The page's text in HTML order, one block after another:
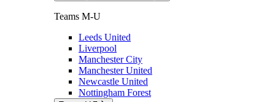
Teams M-U
Leeds United
Liverpool
Manchester City
Manchester United
Newcastle United
Nottingham Forest